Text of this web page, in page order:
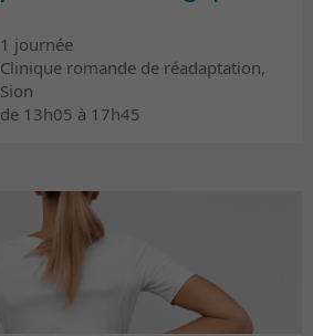
1 journée
Clinique romande de réadaptation,
Sion
de 13h05 à 17h45